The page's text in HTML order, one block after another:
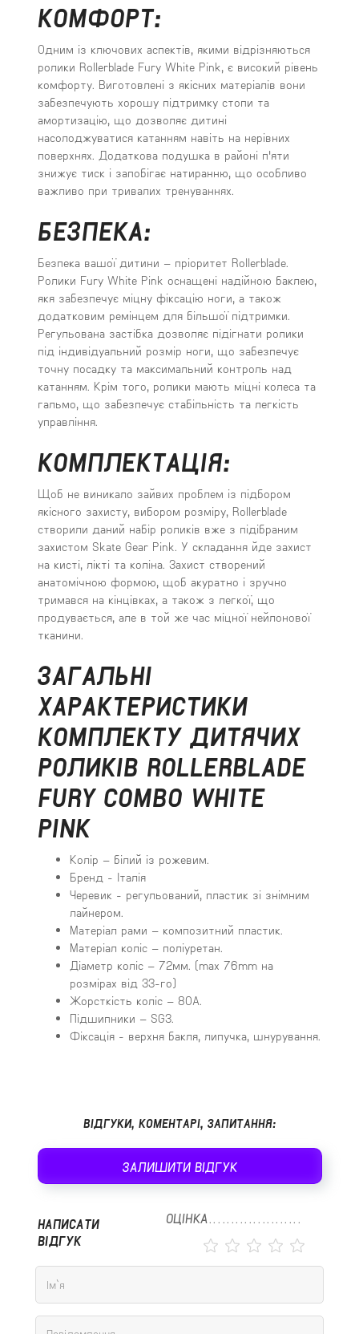
КОМФОРТ:
Одним із ключових аспектів, якими відрізняються
ролики Rollerblade Fury White Pink, є високий рівень
комфорту. Виготовлені з якісних матеріалів вони
забезпечують хорошу підтримку стопи та
амортизацію, що дозволяє дитині
насолоджуватися катанням навіть на нерівних
поверхнях. Додаткова подушка в районі п'яти
знижує тиск і запобігає натиранню, що особливо
важливо при тривалих тренуваннях.
БЕЗПЕКА:
Безпека вашої дитини – пріоритет Rollerblade.
Ролики Fury White Pink оснащені надійною баклею,
якя забезпечує міцну фіксацію ноги, а також
додатковим ремінцем для більшої підтримки.
Регульована застібка дозволяє підігнати ролики
під індивідуальний розмір ноги, що забезпечує
точну посадку та максимальний контроль над
катанням. Крім того, ролики мають міцні колеса та
гальмо, що забезпечує стабільність та легкість
управління.
КОМПЛЕКТАЦІЯ:
Щоб не виникало зайвих проблем із підбором
якісного захисту, вибором розміру, Rollerblade
створили даний набір роликів вже з підібраним
захистом Skate Gear Pink. У складання йде захист
на кисті, лікті та коліна. Захист створений
анатомічною формою, щоб акуратно і зручно
тримався на кінцівках, а також з легкої, що
продувається, але в той же час міцної нейлонової
тканини.
ЗАГАЛЬНІ
ХАРАКТЕРИСТИКИ
КОМПЛЕКТУ ДИТЯЧИХ
РОЛИКІВ ROLLERBLADE
FURY COMBO WHITE
PINK
Колір – білий із рожевим.
Бренд - Італія
Черевик - регульований, пластик зі знімним
лайнером.
Матеріал рами – композитний пластик.
Матеріал коліс – поліуретан.
Діаметр коліс – 72мм. (max 76mm на
розмірах від 33-го)
Жорсткість коліс – 80А.
Підшипники – SG3.
Фіксація - верхня бакля, липучка, шнурування.
ВІДГУКИ, КОМЕНТАРІ, ЗАПИТАННЯ:
ЗАЛИШИТИ ВІДГУК
НАПИСАТИ
ВІДГУК
ОЦІНКА